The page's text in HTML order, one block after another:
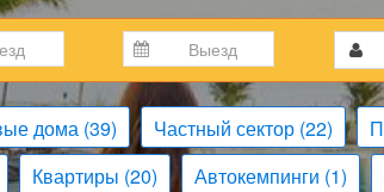
дома (39) Частный сектор (22)
Квартиры (20) Автокемпинги (1)